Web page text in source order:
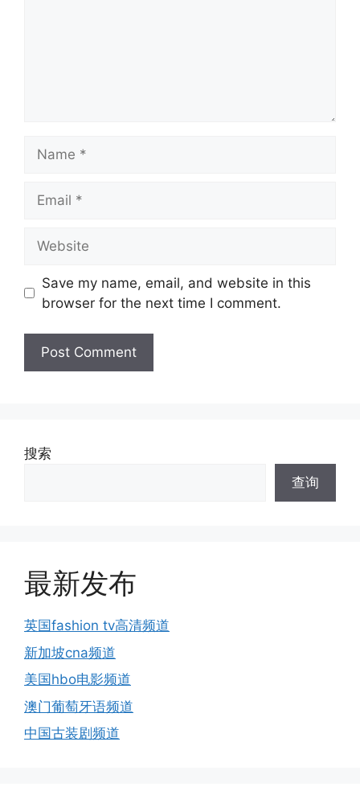
Save my name, email, and website in this
browser for the next time I comment.
搜索
查询
最新发布
英国fashion tv高清频道
新加坡cna频道
美国hbo电影频道
澳门葡萄牙语频道
中国古装剧频道